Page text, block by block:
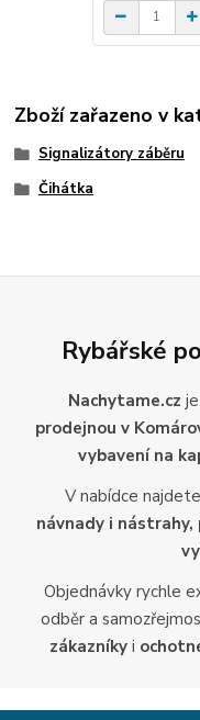
Zboží zařazeno v
Signalizátory záběru
Čihátka
Rybářské
Nachytame.cz
prodejnou v
vybavení na
V nabídce najdete
návnady i
Objednávky rychle
odběr a
zákazníky i